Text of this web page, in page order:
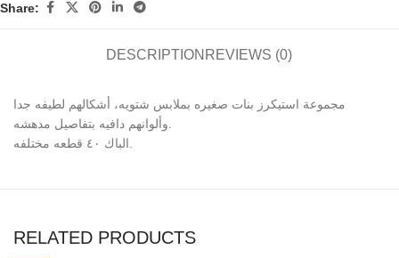
Share:
DESCRIPTION REVIEWS (0)
مجموعة استيكرز بنات صغيره بملابس شتويه، أشكالهم لطيفه جدا
وألوانهم دافيه بتفاصيل مدهشه.
الباك ٤٠ قطعه مختلفه.
RELATED PRODUCTS